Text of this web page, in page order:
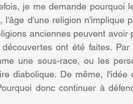
je me demande
l'âge d'une religion n'implique
anciennes peuvent
découvertes ont été faites.
une sous-race, ou les
diabolique. De même,
donc continuer à